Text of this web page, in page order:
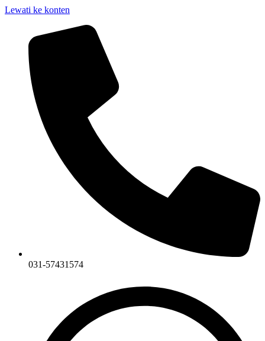
Lewati ke konten
031-57431574